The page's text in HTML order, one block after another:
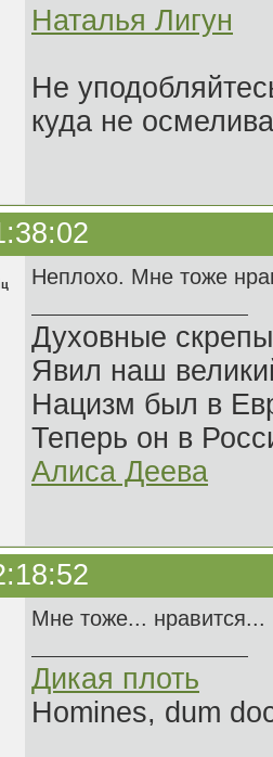
Наталья Лигун
Не
куда не
Неплохо. Мне тоже
Духовные
Явил наш
Нацизм был в
Теперь он в
Алиса Деева
Мне тоже...
Дикая плоть
Homines, dum